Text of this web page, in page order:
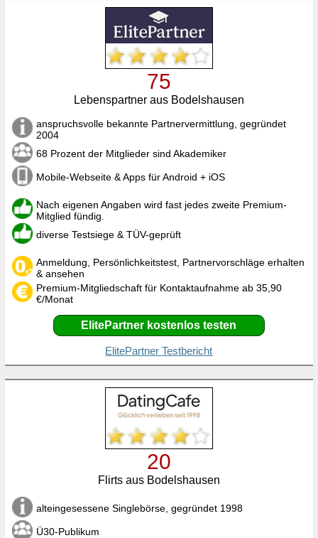
75
Lebenspartner aus Bodelshausen
anspruchsvolle bekannte Partnervermittlung, gegründet
2004
68 Prozent der Mitglieder sind Akademiker
Mobile-Webseite & Apps für Android + iOS
Nach eigenen Angaben wird fast jedes zweite Premium-
Mitglied fündig.
diverse Testsiege & TÜV-geprüft
Anmeldung, Persönlichkeitstest, Partnervorschläge erhalten
& ansehen
Premium-Mitgliedschaft für Kontaktaufnahme ab 35,90
€/Monat
ElitePartner kostenlos testen
ElitePartner Testbericht
20
Flirts aus Bodelshausen
alteingesessene Singlebörse, gegründet 1998
Ü30-Publikum